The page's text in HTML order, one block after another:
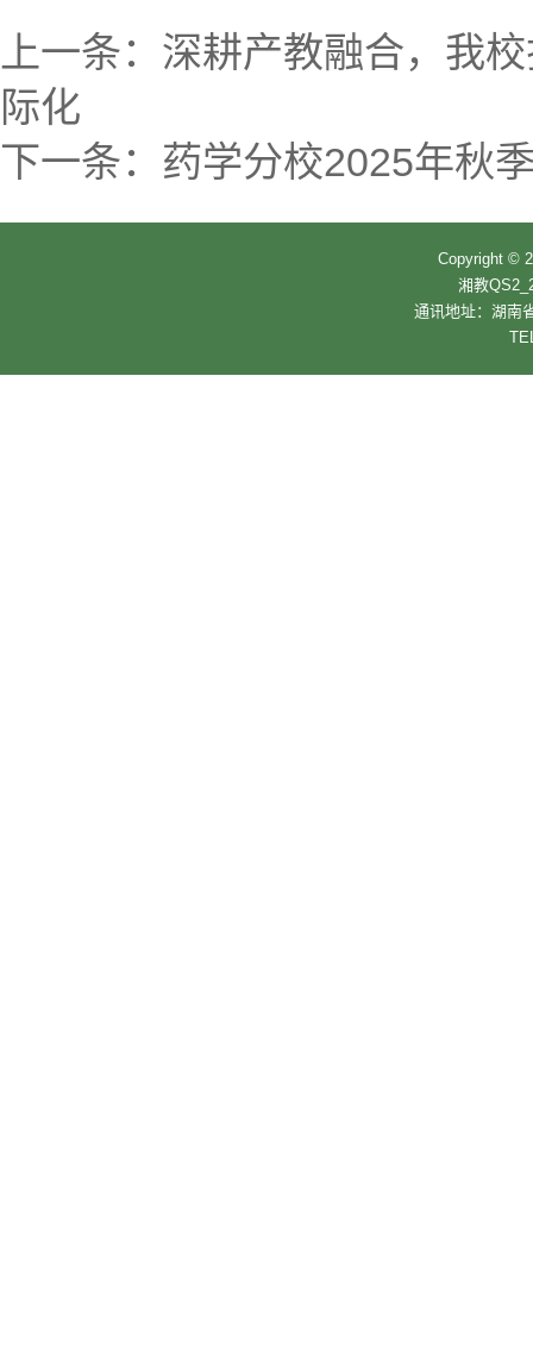
上一条： 深耕产教融合，我
际化
下一条： 药学分校2025年秋
Copyright ©
湘教
通讯地址：湖南